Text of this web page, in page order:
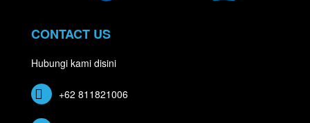
CONTACT US
Hubungi kami disini
+62 811821006